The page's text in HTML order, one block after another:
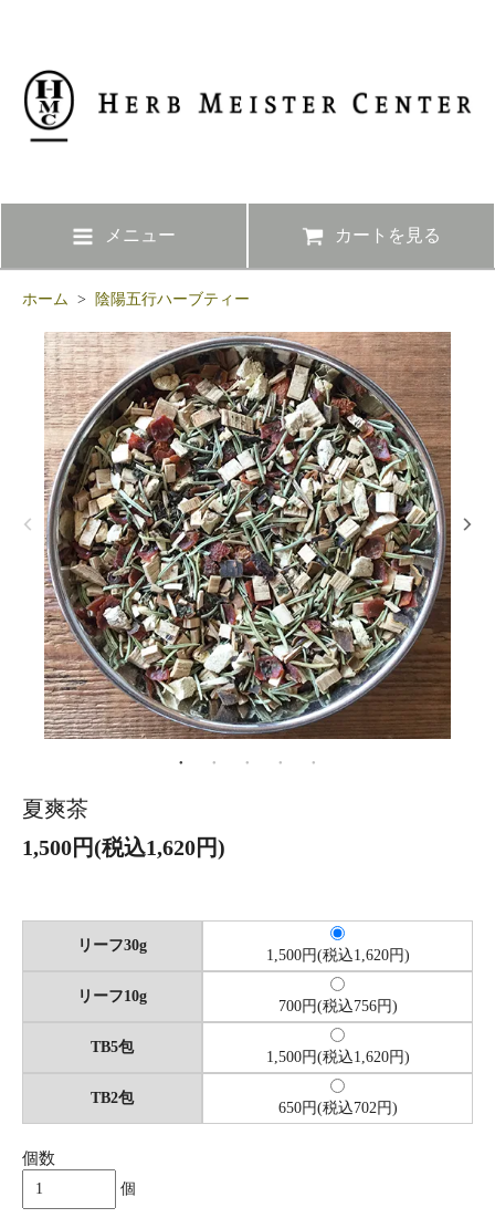
メニュー カートを見る
ホーム > 陰陽五行ハーブティー
夏爽茶
1,500円(税込1,620円)
リーフ30g
リーフ10g
TB5包
TB2包
1,500円(税込1,620円)
700円(税込756円)
1,500円(税込1,620円)
650円(税込702円)
個数
個